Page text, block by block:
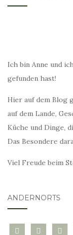
Ich bin Anne und
gefunden hast!
Hier auf dem Blog
auf dem Lande,
Küche und Dinge,
Das Besondere
Viel Freude beim
ANDERNORTS
bloglovininstagramtwitter